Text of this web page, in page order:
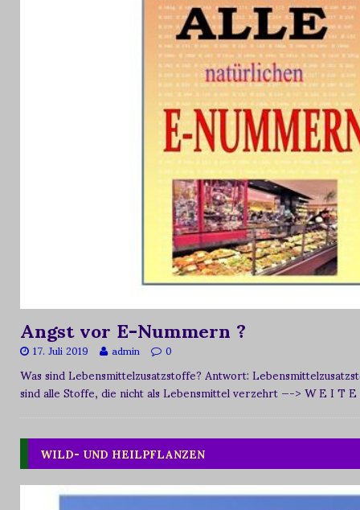
Angst vor E-Nummern ?
17. Juli 2019 admin 0
Was sind Lebensmittelzusatzstoffe? Antwort:
sind alle Stoffe, die nicht als Lebensmittel verzehrt—-> W E I T
WILD- UND HEILPFLANZEN